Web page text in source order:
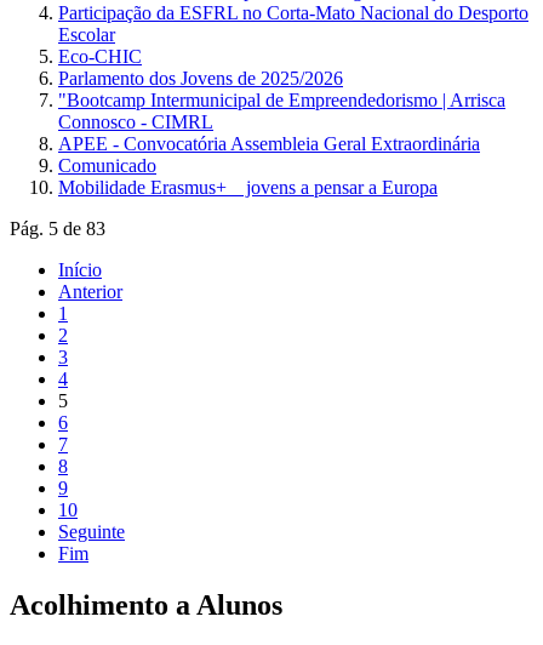
Participação da ESFRL no Corta-Mato Nacional do Desporto
Escolar
Eco-CHIC
Parlamento dos Jovens de 2025/2026
"Bootcamp Intermunicipal de Empreendedorismo | Arrisca
Connosco - CIMRL
APEE - Convocatória Assembleia Geral Extraordinária
Comunicado
Mobilidade Erasmus+ _ jovens a pensar a Europa
Pág. 5 de 83
Início
Anterior
1
2
3
4
5
6
7
8
9
10
Seguinte
Fim
Acolhimento a Alunos